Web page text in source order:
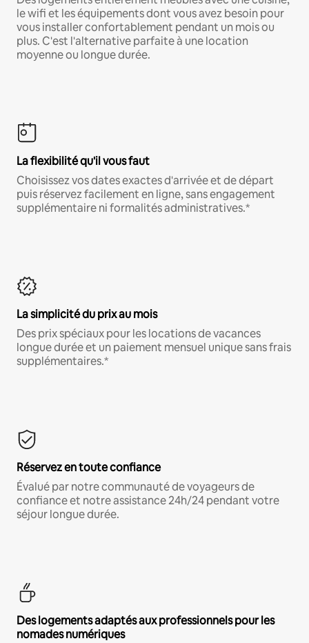
le wifi et les équipements dont vous avez besoin pour
vous installer confortablement pendant un mois ou
plus. C'est l'alternative parfaite à une location
moyenne ou longue durée.
La flexibilité qu'il vous faut
Choisissez vos dates exactes d'arrivée et de départ
puis réservez facilement en ligne, sans engagement
supplémentaire ni formalités administratives.*
La simplicité du prix au mois
Des prix spéciaux pour les locations de vacances
longue durée et un paiement mensuel unique sans frais
supplémentaires.*
Réservez en toute confiance
Évalué par notre communauté de voyageurs de
confiance et notre assistance 24h/24 pendant votre
séjour longue durée.
Des logements adaptés aux professionnels pour les
nomades numériques